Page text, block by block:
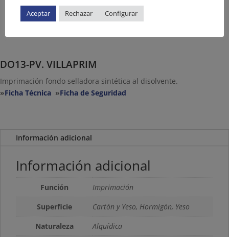
DO13-PV. VILLAPRIM
Imprimación fondo selladora sintética al disolvente.
»Ficha Técnica »Ficha de Seguridad
Información adicional
Información adicional
Función
Imprimación
Superficie
Cartón y Yeso, Hormigón, Yeso
Naturaleza
Alquídica
Aceptar Rechazar Configurar